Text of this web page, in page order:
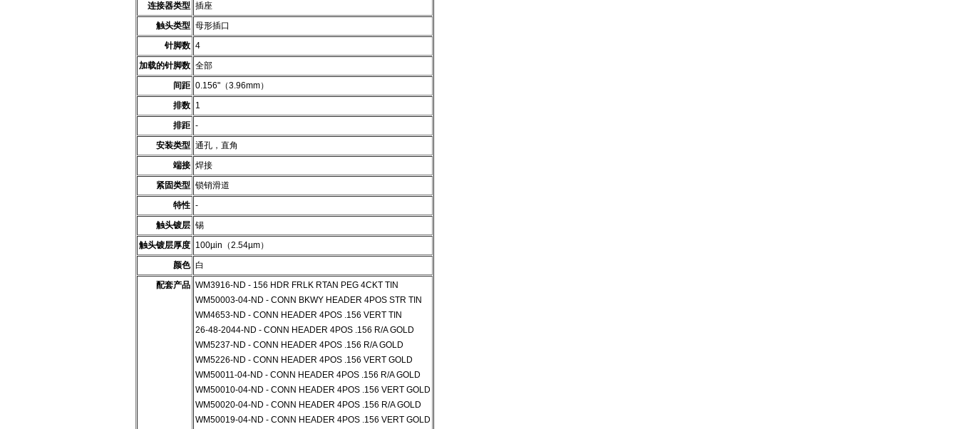
连接器类型 插座
触头类型 母形插口
针脚数 4
加载的针脚数 全部
间距 0.156"（3.96mm）
排数 1
排距 -
安装类型 通孔，直角
端接 焊接
紧固类型 锁销滑道
特性 -
触头镀层 锡
触头镀层厚度 100µin（2.54µm）
颜色 白
配套产品 WM3916-ND - 156 HDR FRLK RTAN PEG 4CKT TIN
WM50003-04-ND - CONN BKWY HEADER 4POS STR TIN
WM4653-ND - CONN HEADER 4POS .156 VERT TIN
26-48-2044-ND - CONN HEADER 4POS .156 R/A GOLD
WM5237-ND - CONN HEADER 4POS .156 R/A GOLD
WM5226-ND - CONN HEADER 4POS .156 VERT GOLD
WM50011-04-ND - CONN HEADER 4POS .156 R/A GOLD
WM50010-04-ND - CONN HEADER 4POS .156 VERT GOLD
WM50020-04-ND - CONN HEADER 4POS .156 R/A GOLD
WM50019-04-ND - CONN HEADER 4POS .156 VERT GOLD